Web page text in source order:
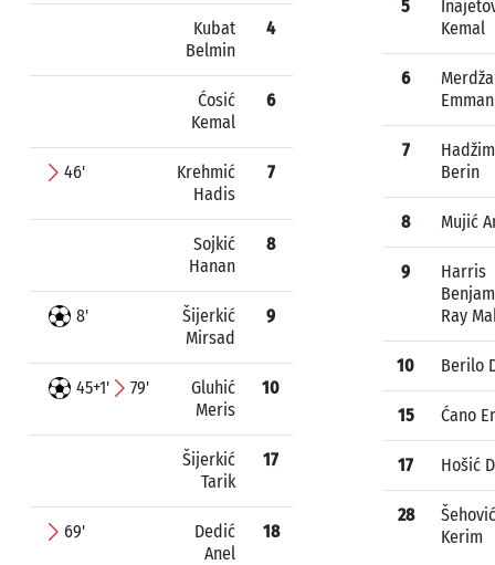
Kubat
Belmin
4
Ćosić
Kemal
6
46'
Krehmić
Hadis
7
Sojkić
Hanan
8
8'
Šijerkić
Mirsad
9
45+1' 79'
Gluhić
Meris
10
Šijerkić
Tarik
17
69'
Dedić
Anel
18
5
Kemal
6
Emman
7
Berin
8 Mujić
9
Harris
Ray
10 Berilo
15 Ćano
17 Hošić
28
Šehović
Kerim